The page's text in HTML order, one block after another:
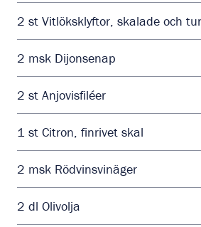
2 st Vitlöksklyftor, skalade och
2 msk Dijonsenap
2 st Anjovisfiléer
1 st Citron, finrivet skal
2 msk Rödvinsvinäger
2 dl Olivolja